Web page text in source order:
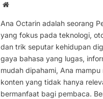
Website
Ana Octarin adalah seorang
yang fokus pada teknologi,
dan trik seputar kehidupan
gaya bahasa yang lugas,
mudah dipahami, Ana
konten yang tidak hanya
bermanfaat bagi pembaca.